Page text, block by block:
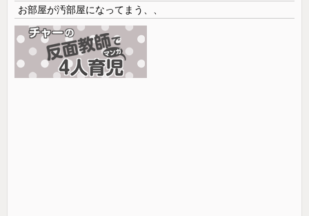
お部屋が汚部屋になってまう、、